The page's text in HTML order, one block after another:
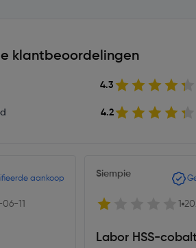
klantbeoordelingen
4.3
4.2
aankoop
11
Siempie
1
Labor HSS-